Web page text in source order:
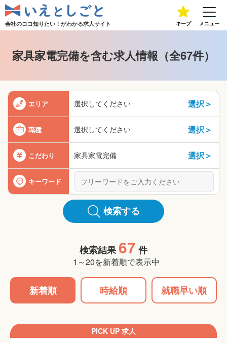
会社のココ知りたい！がわかる求人サイト キープ メニュー
家具家電完備を含む求人情報（全67件）
エリア 選択してください 選択＞
職種 選択してください 選択＞
こだわり 家具家電完備 選択＞
キーワード
検索する
検索結果 67 件
1～20を新着順で表示中
新着順 時給順 就職早い順
PICK UP 求人